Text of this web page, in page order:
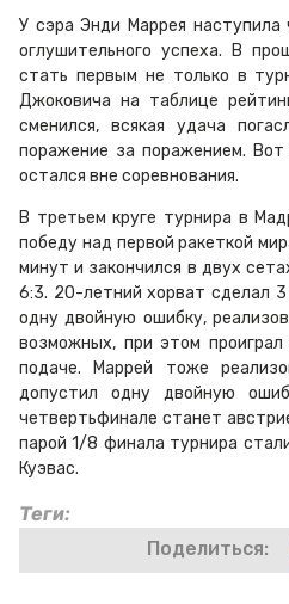
У сэра Энди Маррея наступила
оглушительного успеха. В
стать первым не только в
Джоковича на таблице
сменился, всякая удача
поражение за поражением.
остался вне соревнования.
В третьем круге турнира в
победу над первой ракеткой
минут и закончился в двух
6:3. 20-летний хорват сделал
одну двойную ошибку,
возможных, при этом
подаче. Маррей тоже
допустил одну двойную
четвертьфинале станет
парой 1/8 финала турнира
Куэвас.
Теги:
Поделиться: